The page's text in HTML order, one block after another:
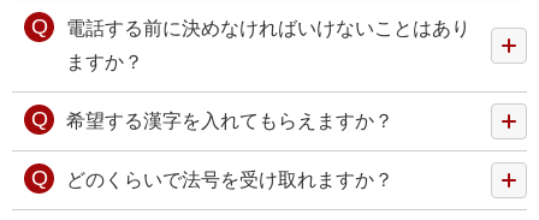
電話する前に決めなければいけないことはあり
ますか？
希望する漢字を入れてもらえますか？
どのくらいで法号を受け取れますか？